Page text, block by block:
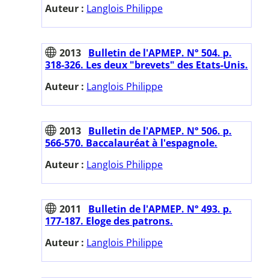
Auteur : Langlois Philippe
2013 Bulletin de l'APMEP. N° 504. p.
318-326. Les deux "brevets" des Etats-Unis.
Auteur : Langlois Philippe
2013 Bulletin de l'APMEP. N° 506. p.
566-570. Baccalauréat à l'espagnole.
Auteur : Langlois Philippe
2011
Bulletin de l'APMEP. N° 493. p.
177-187. Eloge des patrons.
Auteur : Langlois Philippe